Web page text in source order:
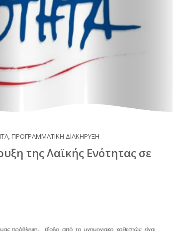
, ΠΡΟΓΡΑΜΜΑΤΙΚΗ ΔΙΑΚΗΡΥΞΗ
της Λαϊκής Ενότητας σε